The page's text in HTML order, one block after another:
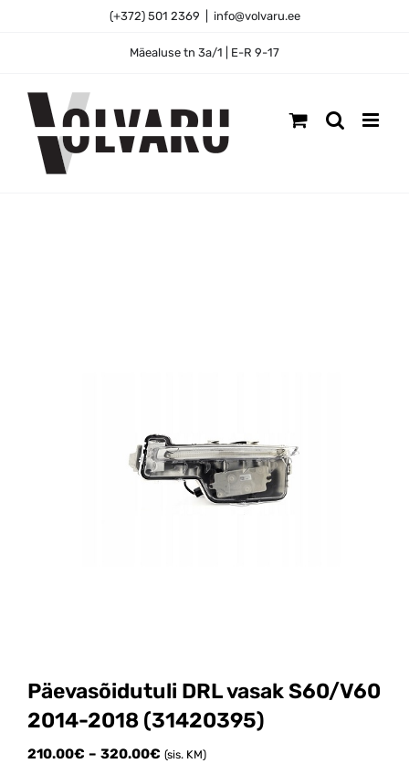
(+372) 501 2369 info@volvaru.ee
Mäealuse tn 3a/1 | E-R 9-17
Päevasõidutuli DRL vasak S60/V60
2014-2018 (31420395)
210.00€ – 320.00€ Price
(sis. KM)